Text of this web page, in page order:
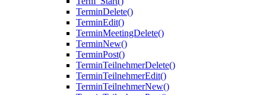
TerminDelete()
TerminEdit()
TerminMeetingDelete()
TerminNew()
TerminPost()
TerminTeilnehmerDelete()
TerminTeilnehmerEdit()
TerminTeilnehmerNew()